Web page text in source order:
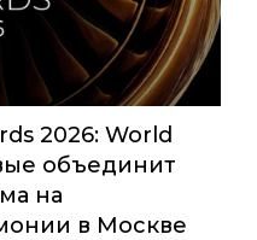
2026: World
объединит
на
в Москве